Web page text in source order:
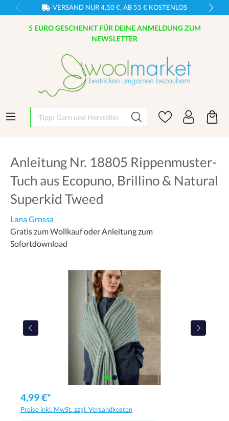
VERSAND NUR 4,50 €, AB 55 € KOSTENLOS
5 EURO GESCHENKT FÜR DEINE ANMELDUNG ZUM
NEWSLETTER
Tipp: Garn und Hersteller eingeben
Anleitung Nr. 18805 Rippenmuster-
Tuch aus Ecopuno, Brillino & Natural
Superkid Tweed
Lana Grossa
Gratis zum Wollkauf oder Anleitung zum
Sofortdownload
4,99 €*
Preise inkl. MwSt. zzgl. Versandkosten